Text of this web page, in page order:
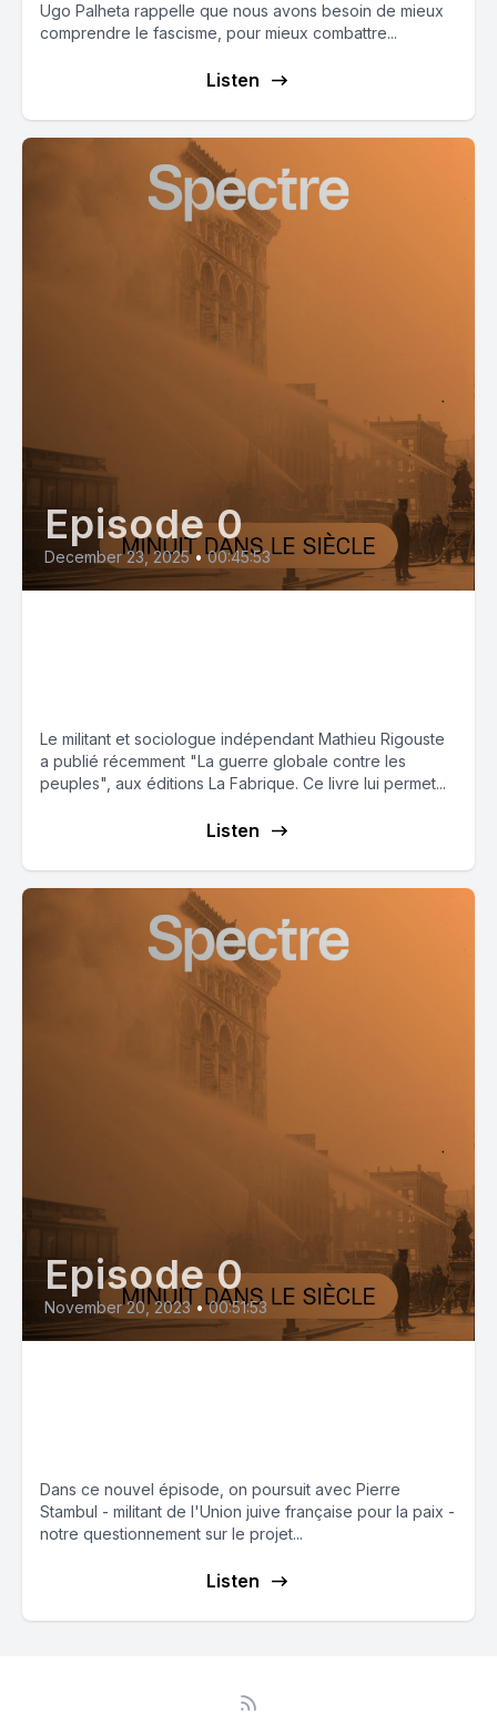
Ugo Palheta rappelle que nous avons besoin de mieux
comprendre le fascisme, pour mieux combattre...
Listen
Episode 0
December 23, 2025 • 00:45:53
Le militant et sociologue indépendant Mathieu Rigouste
a publié récemment "La guerre globale contre les
peuples", aux éditions La Fabrique. Ce livre lui permet...
Listen
Episode 0
November 20, 2023 • 00:51:53
Dans ce nouvel épisode, on poursuit avec Pierre
Stambul - militant de l'Union juive française pour la paix -
notre questionnement sur le projet...
Listen